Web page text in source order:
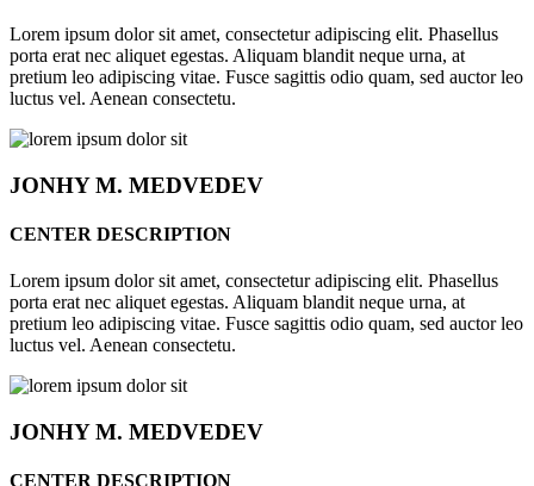
Lorem ipsum dolor sit amet, consectetur adipiscing elit. Phasellus
porta erat nec aliquet egestas. Aliquam blandit neque urna, at
pretium leo adipiscing vitae. Fusce sagittis odio quam, sed auctor leo
luctus vel. Aenean consectetu.
JONHYM. MEDVEDEV
CENTER DESCRIPTION
Lorem ipsum dolor sit amet, consectetur adipiscing elit. Phasellus
porta erat nec aliquet egestas. Aliquam blandit neque urna, at
pretium leo adipiscing vitae. Fusce sagittis odio quam, sed auctor leo
luctus vel. Aenean consectetu.
JONHYM. MEDVEDEV
CENTER DESCRIPTION